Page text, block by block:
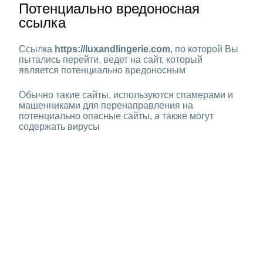
Потенциально вредоносная
ссылка
Ссылка https://luxandlingerie.com, по которой Вы
пытались перейти, ведет на сайт, который
является потенциально вредоносным
Обычно такие сайты, используются спамерами и
машенниками для перенаправления на
потенциально опасные сайты, а также могут
содержать вирусы